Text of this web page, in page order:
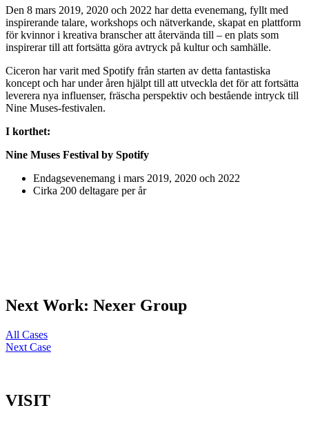
Den 8 mars 2019, 2020 och 2022 har detta evenemang, fyllt med
inspirerande talare, workshops och nätverkande, skapat en plattform
för kvinnor i kreativa branscher att återvända till – en plats som
inspirerar till att fortsätta göra avtryck på kultur och samhälle.
Ciceron har varit med Spotify från starten av detta fantastiska
koncept och har under åren hjälpt till att utveckla det för att fortsätta
leverera nya influenser, fräscha perspektiv och bestående intryck till
Nine Muses-festivalen.
I korthet:
Nine Muses Festival by Spotify
Endagsevenemang i mars 2019, 2020 och 2022
Cirka 200 deltagare per år
Next Work: Nexer Group
All Cases
Next Case
VISIT